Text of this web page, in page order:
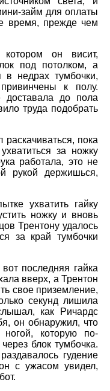
займ для оплаты
время, прежде чем
он висит,
под потолком, а
в недрах тумбочки,
к полу.
доставала до пола
труда подобрать
пока
за ножку
работала, это не
рукой держишься,
ухватить гайку
ножку и вновь
Трентону удалось
за край тумбочки
последняя гайка
вверх, а Трентон
свое приземление,
секунд лишила
как Ричардс
он обнаружил, что
которую по-
блок тумбочка.
гудение
с ужасом увидел,